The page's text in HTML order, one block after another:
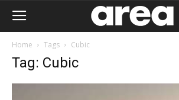
Home Tags Cubic
Tag: Cubic